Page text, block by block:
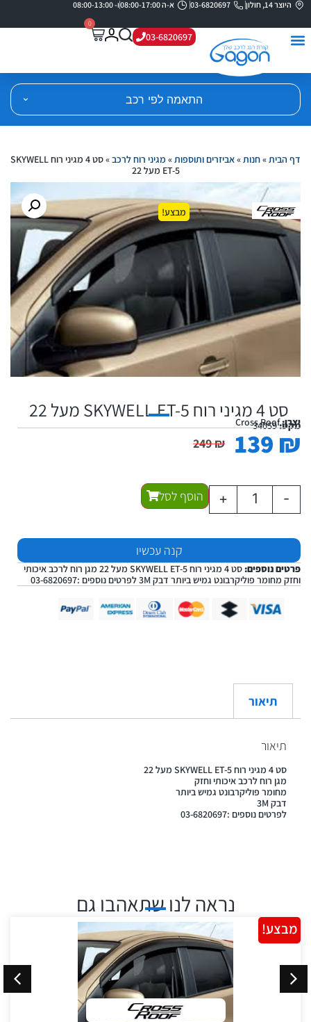
היוצר 14, חולון 03-6820697 א-ה 08:00-17:00 ו- 08:00-13:00
03-6820697
0
התאמה לפי רכב
דף הבית»חנות»אביזרים ותוספות» מגיני רוח לרכב»
סט 4 מגיני רוח SKYWELL
ET-5 מעל 22
מבצע!
סט 4 מגיני רוח SKYWELL ET-5 מעל 22
יצרן:Cross Roofמקט:34059
249₪ 139 ₪
-
+ הוסף לסל
קנה עכשיו
פרטים נוספים:
סט 4 מגיני רוח SKYWELL ET-5 מעל 22 מגן רוח לרכב איכותי
וחזק מחומר פוליקרבונט גמיש ביותר דבק 3M לפרטים נוספים :03-6820697
תיאור
תיאור
סט 4 מגיני רוח SKYWELL ET-5 מעל 22
מגן רוח לרכב איכותי וחזק
מחומר פוליקרבונט גמיש ביותר
דבק 3M
לפרטים נוספים :03-6820697
נראה לנו שתאהבו גם
מבצע!